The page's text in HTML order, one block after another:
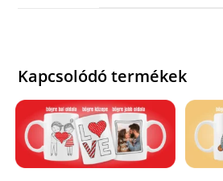
Kapcsolódó termékek